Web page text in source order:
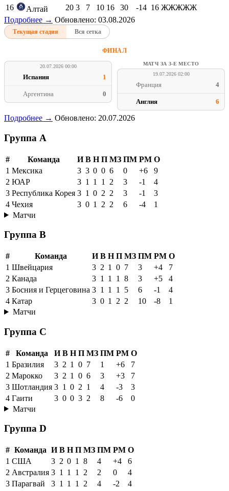
16
Алтай 20 3 7 10 16 30 -14 16 ЖЖЖЖЖ
Подробнее → Обновлено: 03.08.2026
Текущая стадия Вся сетка
ФИНАЛ
20.07.2026 00:00
Испания 1
Аргентина 0
МАТЧ ЗА 3-Е МЕСТО
19.07.2026 02:00
Франция 4
Англия 6
Подробнее → Обновлено: 20.07.2026
Группа A
# Команда И В Н П МЗ ПМ РМ О
1 Мексика 3 3 0 0 6 0 +6
9
2 ЮАР 3 1 1 1 2 3 -1
4
3 Республика Корея 3 1 0 2 2 3 -1
3
4 Чехия 3 0 1 2 2 6 -4
1
Матчи
Группа B
# Команда И В Н П МЗ ПМ РМ О
1 Швейцария 3 2 1 0 7 3 +4
7
2 Канада 3 1 1 1 8 3 +5
4
3 Босния и Герцеговина 3 1 1 1 5 6 -1
4
4 Катар 3 0 1 2 2 10 -8
1
Матчи
Группа C
# Команда И В Н П МЗ ПМ РМ О
1 Бразилия 3 2 1 0 7 1 +6
7
2 Марокко 3 2 1 0 6 3 +3
7
3 Шотландия 3 1 0 2 1 4 -3
3
4 Гаити 3 0 0 3 2 8 -6
0
Матчи
Группа D
# Команда И В Н П МЗ ПМ РМ О
1 США 3 2 0 1 8 4 +4
6
2 Австралия 3 1 1 1 2 2 0
4
3 Парагвай 3 1 1 1 2 4 -2
4